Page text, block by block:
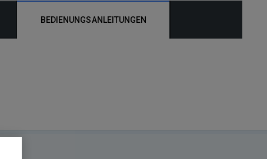
BEDIENUNGSANLEITUNGEN